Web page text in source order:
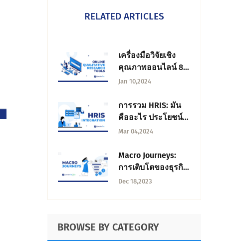
RELATED ARTICLES
เครื่องมือวิจัยเชิง
คุณภาพออนไลน์ 8
อันดับแรกเพื่อความ
Jan 10,2024
การรวม HRIS: มัน
คืออะไร ประโยชน์
และวิธีการเข้าถึง?
Mar 04,2024
Macro Journeys:
การเติบโตของธุรกิจ
ผ่านประสบการณ์
Dec 18,2023
BROWSE BY CATEGORY